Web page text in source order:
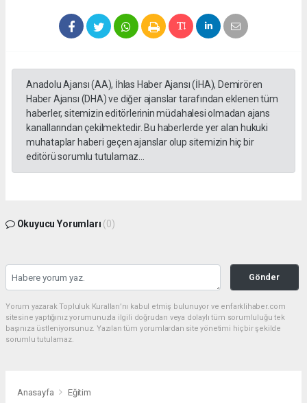
Anadolu Ajansı (AA), İhlas Haber Ajansı (İHA), Demirören
Haber Ajansı (DHA) ve diğer ajanslar tarafından eklenen tüm
haberler, sitemizin editörlerinin müdahalesi olmadan ajans
kanallarından çekilmektedir. Bu haberlerde yer alan hukuki
muhataplar haberi geçen ajanslar olup sitemizin hiç bir
editörü sorumlu tutulamaz...
Okuyucu Yorumları (0)
Gönder
Yorum yazarak Topluluk Kuralları’nı kabul etmiş bulunuyor ve enfarklihaber.com
sitesine yaptığınız yorumunuzla ilgili doğrudan veya dolaylı tüm sorumluluğu tek
başınıza üstleniyorsunuz. Yazılan tüm yorumlardan site yönetimi hiçbir şekilde
sorumlu tutulamaz.
Anasayfa Eğitim